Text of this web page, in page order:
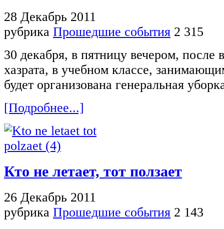
28 Декабрь 2011
рубрика Прошедшие события 2 315
30 декабря, в пятницу вечером, после
хазрата, в учебном классе,
будет организована генеральная
[Подробнее...]
Кто не летает, тот ползает
26 Декабрь 2011
рубрика Прошедшие события 2 143